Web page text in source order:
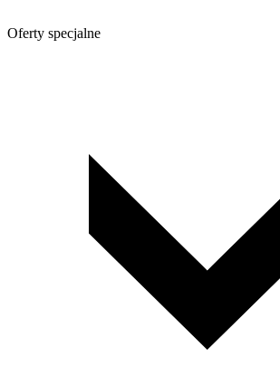
Oferty specjalne